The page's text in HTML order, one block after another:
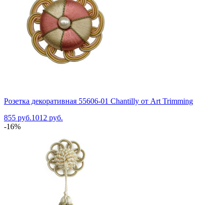
Розетка декоративная 55606-01 Chantilly от Art Trimming
855 руб.1012 руб.
-16%